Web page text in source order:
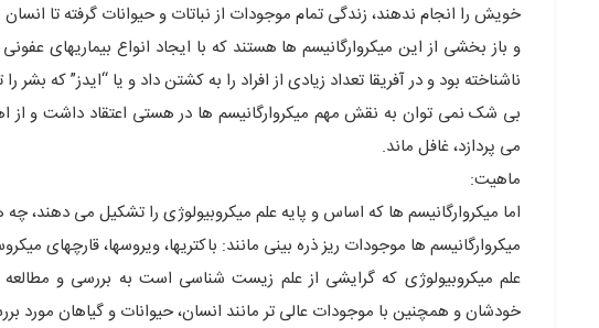
خویش را انجام ندهند، زندگی تمام موجودات از نباتات و حیوانات گرفته تا
و باز بخشی از این میکروارگانیسم ها هستند که با ایجاد انواع بیماریهای
ناشناخته بود و در آفریقا تعداد زیادی از افراد را به کشتن داد و یا “ایدز” که بشر را تا آستانه سال ۲۰۰۰
بی شک نمی توان به نقش مهم میکروارگانیسم ها در هستی اعتقاد داشت و از
می پردازد، غافل ماند.
ماهیت:
اما میکروارگانیسم ها که اساس و پایه علم میکروبیولوژی را تشکیل می دهند،
میکروارگانیسم ها موجودات ریز ذره بینی مانند: باکتریها، ویروسها، قارچهای
علم میکروبیولوژی که گرایشی از علم زیست شناسی است به بررسی و مطالعه
خودشان و همچنین با موجودات عالی تر مانند انسان، حیوانات و گیاهان مورد